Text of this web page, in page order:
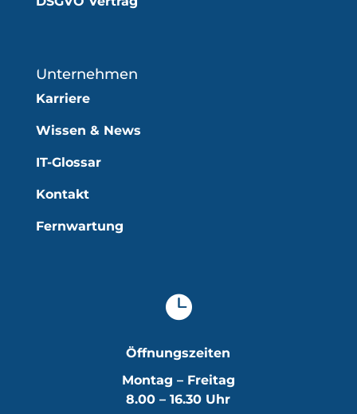
Unternehmen
Karriere
Wissen & News
IT-Glossar
Kontakt
Fernwartung

Öffnungszeiten
Montag – Freitag
8.00 – 16.30 Uhr